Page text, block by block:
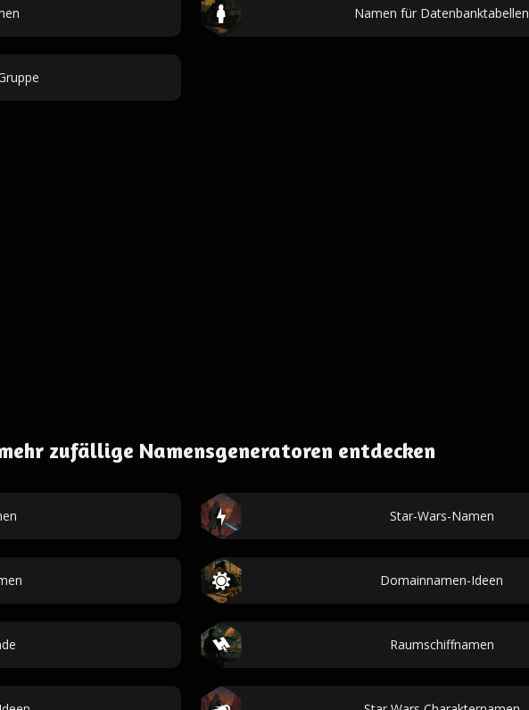
Namen für Datenbanktabellen
zufällige Namensgeneratoren entdecken
Star-Wars-Namen
Domainnamen-Ideen
Raumschiffnamen